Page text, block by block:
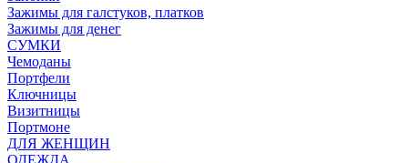
Зажимы для галстуков, платков
Зажимы для денег
СУМКИ
Чемоданы
Портфели
Ключницы
Визитницы
Портмоне
ДЛЯ ЖЕНЩИН
ОДЕЖДА